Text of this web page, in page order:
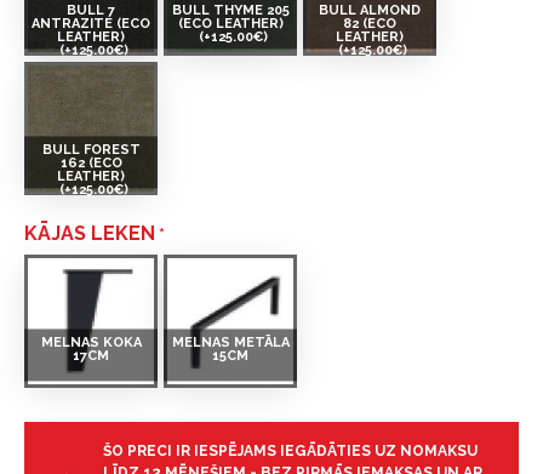
BULL 7
ANTRAZITE (ECO
LEATHER)
(+125.00€)
BULL THYME 205
(ECO LEATHER)
(+125.00€)
BULL ALMOND
82 (ECO
LEATHER)
(+125.00€)
BULL FOREST
162 (ECO
LEATHER)
(+125.00€)
KĀJAS LEKEN
MELNAS KOKA
17CM
MELNAS METĀLA
15CM
ŠO PRECI IR IESPĒJAMS IEGĀDĀTIES UZ NOMAKSU